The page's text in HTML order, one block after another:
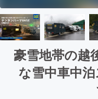
豪雪地帯の越
な雪中車中